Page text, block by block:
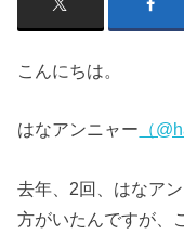
こんにちは。
はなアンニャー （
去年、2回、はなア
方がいたんですが、